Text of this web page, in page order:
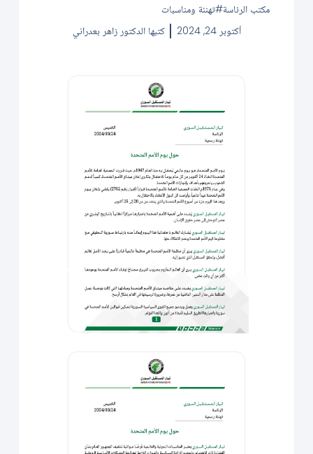
مكتب الرئاسة تهنئة ومناسبات
أكتوبر 24, 2024
كتبها الدكتور زاهر بعدراني